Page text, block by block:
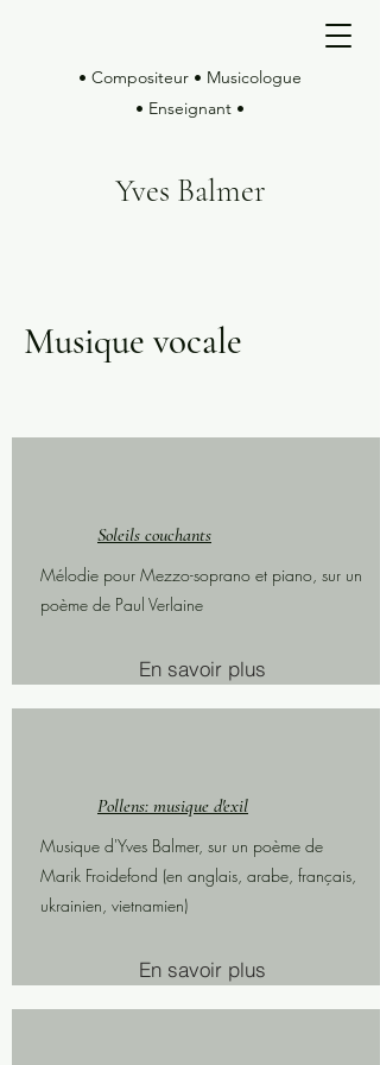
• Compositeur • Musicologue
• Enseignant •
Yves Balmer
Musique vocale
Soleils couchants
Mélodie pour Mezzo-soprano et piano, sur un
poème de Paul Verlaine
En savoir plus
Pollens: musique d'exil
Musique d'Yves Balmer, sur un poème de
Marik Froidefond (en anglais, arabe, français,
ukrainien, vietnamien)
En savoir plus